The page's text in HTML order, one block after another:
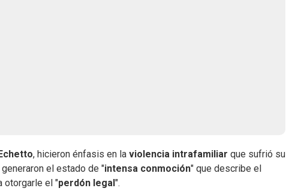
, hicieron énfasis en la violencia intrafamiliar que sufrió su
el estado de "intensa conmoción" que describe el
otorgarle el "perdón legal ".